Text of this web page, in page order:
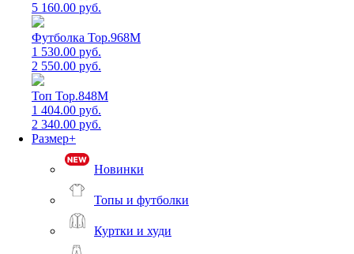
5 160.00 руб.
Футболка Top.968M
1 530.00 руб.
2 550.00 руб.
Топ Top.848M
1 404.00 руб.
2 340.00 руб.
Размер+
Новинки
Топы и футболки
Куртки и худи